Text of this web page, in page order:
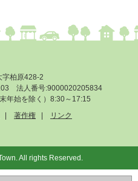
柏原428-2
法人番号:9000020205834
年始を除く）8:30～17:15
著作権
リンク
All rights Reserved.